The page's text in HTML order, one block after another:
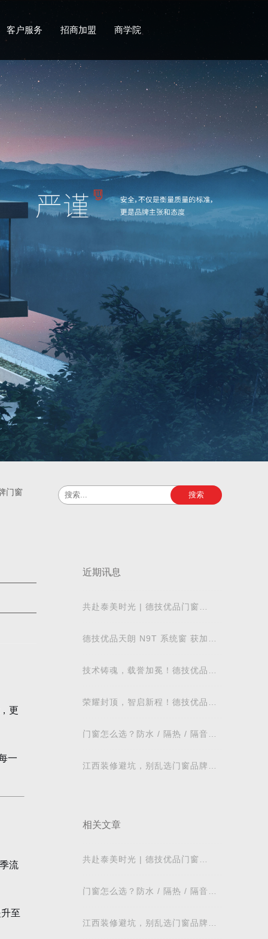
客户服务 招商加盟 商学院
门窗 搜索
更
一
流
至
近期讯息
共赴泰美时光 | 德技优品门窗
德技优品天朗 N9T 系统窗 获加拿
技术铸魂，载誉加冕！德技优品门
荣耀封顶，智启新程！德技优品门
标杆
门窗怎么选？防水 / 隔热 / 隔音需
业
江西装修避坑，别乱选门窗品牌，
相关文章
共赴泰美时光 | 德技优品门窗
门窗怎么选？防水 / 隔热 / 隔音需
业
江西装修避坑，别乱选门窗品牌，